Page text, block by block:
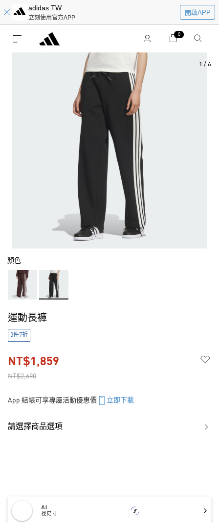
adidas TW
立刻使用官方APP
開啟APP
0
1 / 6
顏色
運動長褲
3件7折
NT$2,690
NT$1,859
App 結帳可享專屬活動優惠價 立即下載
請選擇商品選項
AI
找尺寸